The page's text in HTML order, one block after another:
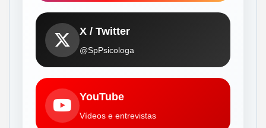
X / Twitter
@SpPsicologa
YouTube
Vídeos e entrevistas